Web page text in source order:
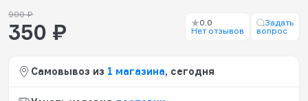
900 ₽
350 ₽
0.0
Нет отзывов
Задать
вопрос
Самовывоз из 1 магазина, сегодня